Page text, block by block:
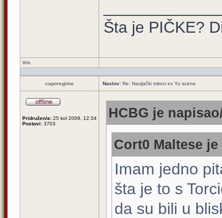
Šta je PIČKE?
Vrh
caporegime Naslov: Re: Navijački mitovi ex Yu scene
Pridružen/a: 25 kol 2009, 12:34
Postovi: 3703
HCBG je
Cort0 Maltese
Imam jedno
šta je to s
da su bili u